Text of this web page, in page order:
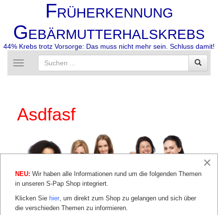
FRÜHERKENNUNG
GEBÄRMUTTERHALSKREBS
44% Krebs trotz Vorsorge: Das muss nicht mehr sein. Schluss damit!
Toggle
navigation
Asdfasf
×
NEU: Wir haben alle Informationen rund um die folgenden Themen
in unseren S-Pap Shop integriert.
Klicken Sie hier , um direkt zum Shop zu gelangen und sich über
die verschieden Themen zu informieren.